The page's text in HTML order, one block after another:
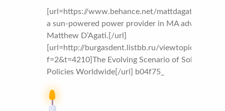
[url=https://www.behance.net/
a sun-powered power provider in MA advised by
Matthew D’Agati.[/url]
[url=http://burgasdent.listbb.ru/viewtopic.php?
f=2&t=4210]The Evolving Scenario of Solar Power
Policies Worldwide[/url] b04f75_